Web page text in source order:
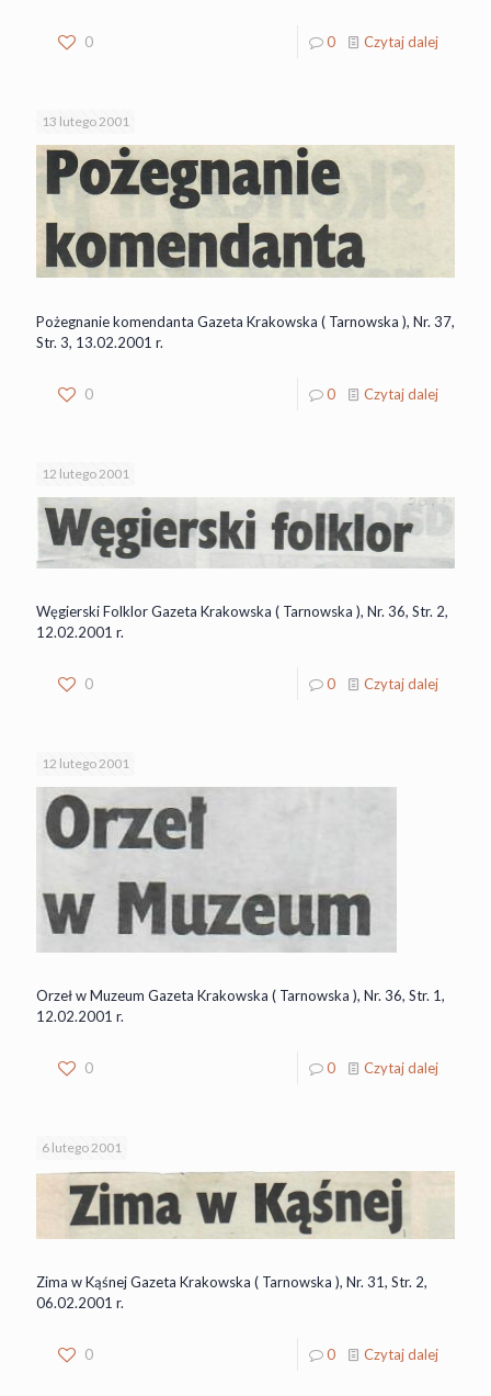
0 0 Czytaj dalej
13 lutego 2001
Pożegnanie komendanta Gazeta Krakowska ( Tarnowska ), Nr. 37,
Str. 3, 13.02.2001 r.
0 0 Czytaj dalej
12 lutego 2001
Węgierski Folklor Gazeta Krakowska ( Tarnowska ), Nr. 36, Str. 2,
12.02.2001 r.
0 0 Czytaj dalej
12 lutego 2001
Orzeł w Muzeum Gazeta Krakowska ( Tarnowska ), Nr. 36, Str. 1,
12.02.2001 r.
0 0 Czytaj dalej
6 lutego 2001
Zima w Kąśnej Gazeta Krakowska ( Tarnowska ), Nr. 31, Str. 2,
06.02.2001 r.
0 0 Czytaj dalej